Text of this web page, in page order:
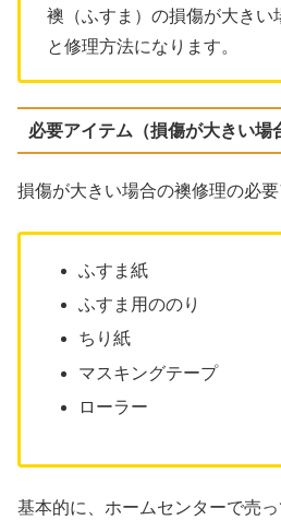
襖（ふすま）の損傷が大きい
と修理方法になります。
必要アイテム（損傷が大きい場
損傷が大きい場合の襖修理の必要
ふすま紙
ふすま用ののり
ちり紙
マスキングテープ
ローラー
基本的に、ホームセンターで売